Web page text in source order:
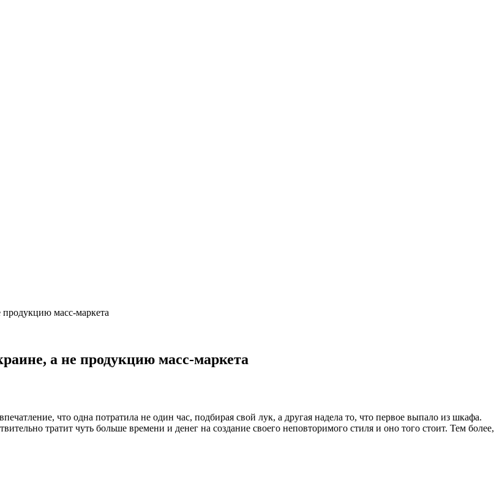
масс-маркета
а не продукцию масс-маркета
что одна потратила не один час, подбирая свой лук, а другая надела то, что первое выпало из шкафа.
тратит чуть больше времени и денег на создание своего неповторимого стиля и оно того стоит. Тем более,